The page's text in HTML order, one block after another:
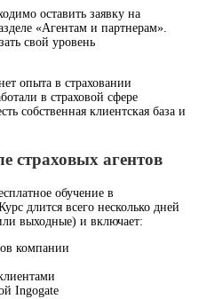
оставить заявку на
«Агентам и партнерам».
свой уровень
опыта в страховании
в страховой сфере
собственная клиентская база и
агентов
обучение в
длится всего несколько дней
выходные) и включает:
компании
Ingogate